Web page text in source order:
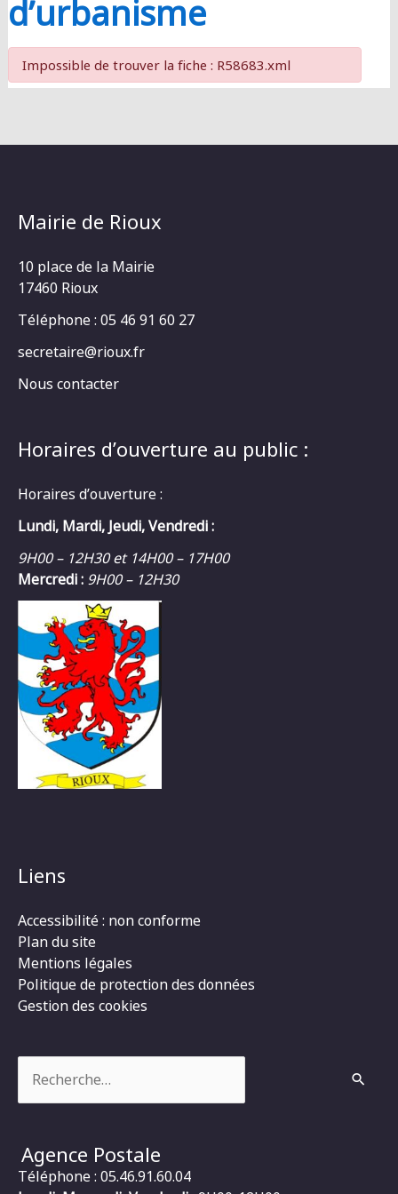
d’urbanisme
Impossible de trouver la fiche : R58683.xml
Mairie de Rioux
10 place de la Mairie
17460 Rioux
Téléphone : 05 46 91 60 27
secretaire@rioux.fr
Nous contacter
Horaires d’ouverture au public :
Horaires d’ouverture :
Lundi, Mardi, Jeudi, Vendredi :
9H00 – 12H30 et 14H00 – 17H00
Mercredi : 9H00 – 12H30
Liens
Accessibilité : non conforme
Plan du site
Mentions légales
Politique de protection des données
Gestion des cookies
Agence Postale
Téléphone : 05.46.91.60.04